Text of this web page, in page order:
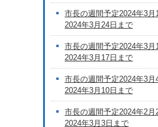
市長の週間予定2024年3月
2024年3月24日まで
市長の週間予定2024年3月
2024年3月17日まで
市長の週間予定2024年3月
2024年3月10日まで
市長の週間予定2024年2月
2024年3月3日まで